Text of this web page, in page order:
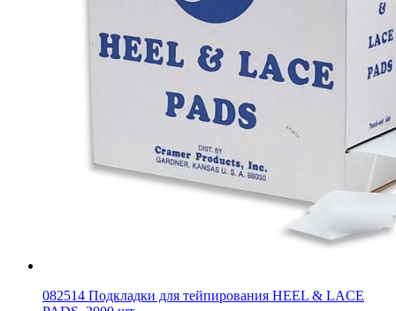
082514 Подкладки для тейпирования HEEL & LACE